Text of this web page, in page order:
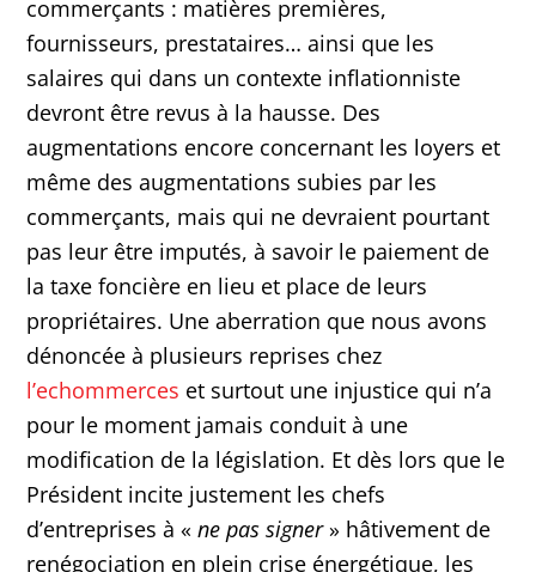
commerçants : matières premières,
fournisseurs, prestataires… ainsi que les
salaires qui dans un contexte inflationniste
devront être revus à la hausse. Des
augmentations encore concernant les loyers et
même des augmentations subies par les
commerçants, mais qui ne devraient pourtant
pas leur être imputés, à savoir le paiement de
la taxe foncière en lieu et place de leurs
propriétaires. Une aberration que nous avons
dénoncée à plusieurs reprises chez
l’echommerces et surtout une injustice qui n’a
pour le moment jamais conduit à une
modification de la législation. Et dès lors que le
Président incite justement les chefs
d’entreprises à «ne pas signer» hâtivement de
renégociation en plein crise énergétique, les